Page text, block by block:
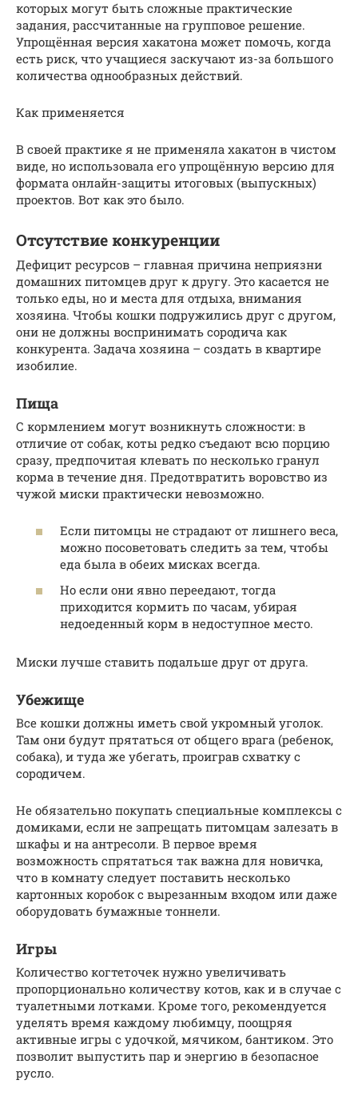
которых могут быть сложные практические
задания, рассчитанные на групповое решение.
Упрощённая версия хакатона может помочь, когда
есть риск, что учащиеся заскучают из-за большого
количества однообразных действий.
Как применяется
В своей практике я не применяла хакатон в чистом
виде, но использовала его упрощённую версию для
формата онлайн-защиты итоговых (выпускных)
проектов. Вот как это было.
Отсутствие конкуренции
Дефицит ресурсов – главная причина неприязни
домашних питомцев друг к другу. Это касается не
только еды, но и места для отдыха, внимания
хозяина. Чтобы кошки подружились друг с другом,
они не должны воспринимать сородича как
конкурента. Задача хозяина – создать в квартире
изобилие.
Пища
С кормлением могут возникнуть сложности: в
отличие от собак, коты редко съедают всю порцию
сразу, предпочитая клевать по несколько гранул
корма в течение дня. Предотвратить воровство из
чужой миски практически невозможно.
Если питомцы не страдают от лишнего веса,
можно посоветовать следить за тем, чтобы
еда была в обеих мисках всегда.
Но если они явно переедают, тогда
приходится кормить по часам, убирая
недоеденный корм в недоступное место.
Миски лучше ставить подальше друг от друга.
Убежище
Все кошки должны иметь свой укромный уголок.
Там они будут прятаться от общего врага (ребенок,
собака), и туда же убегать, проиграв схватку с
сородичем.
Не обязательно покупать специальные комплексы с
домиками, если не запрещать питомцам залезать в
шкафы и на антресоли. В первое время
возможность спрятаться так важна для новичка,
что в комнату следует поставить несколько
картонных коробок с вырезанным входом или даже
оборудовать бумажные тоннели.
Игры
Количество когтеточек нужно увеличивать
пропорционально количеству котов, как и в случае с
туалетными лотками. Кроме того, рекомендуется
уделять время каждому любимцу, поощряя
активные игры с удочкой, мячиком, бантиком. Это
позволит выпустить пар и энергию в безопасное
русло.